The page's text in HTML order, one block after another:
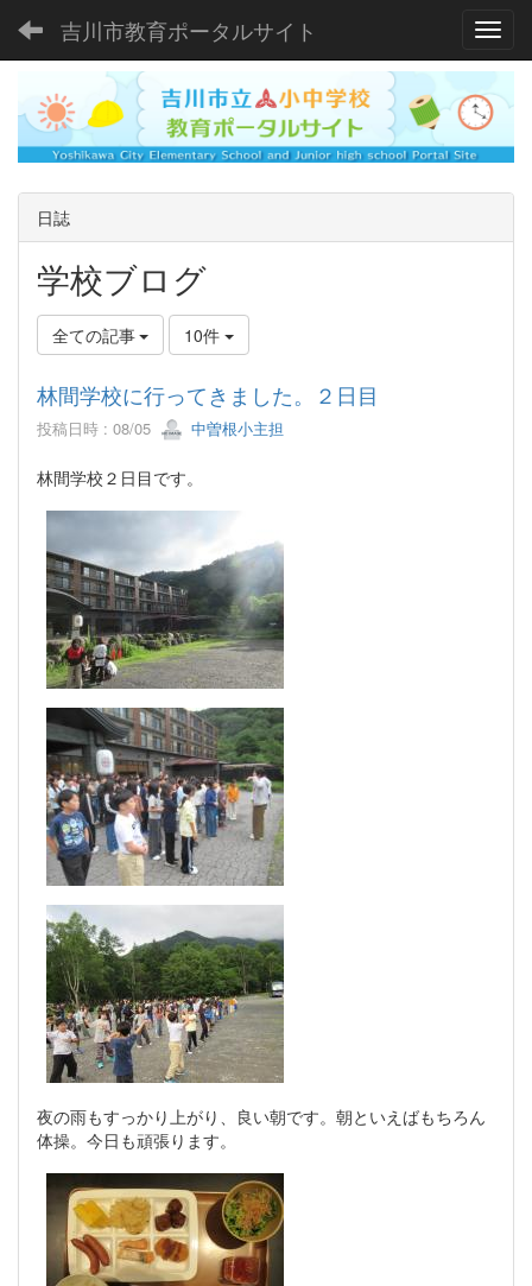
吉川市教育ポータルサイト
日誌
学校ブログ
全ての記事 10件
林間学校に行ってきました。２日目
投稿日時 : 08/05 中曽根小主担
林間学校２日目です。
夜の雨もすっかり上がり、良い朝です。朝といえばもちろん
体操。今日も頑張ります。